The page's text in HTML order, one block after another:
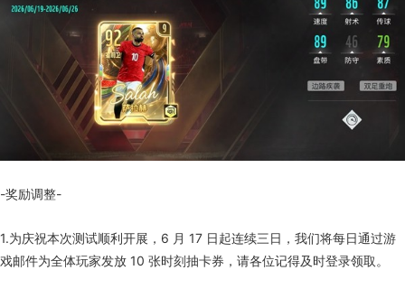
-奖励调整-
1.为庆祝本次测试顺利开展，6 月 17 日起连续三日，我们将每日通过游
戏邮件为全体玩家发放 10 张时刻抽卡券，请各位记得及时登录领取。